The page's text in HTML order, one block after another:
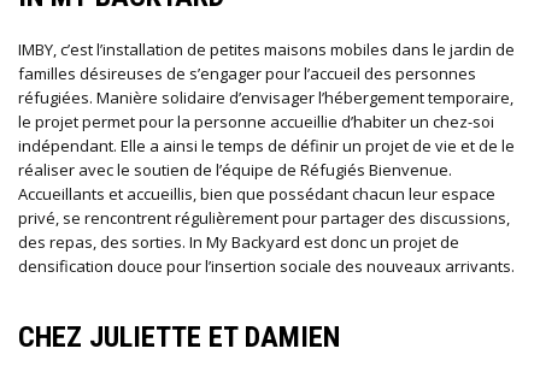
IMBY, c’est l’installation de petites maisons mobiles dans le jardin de
familles désireuses de s’engager pour l’accueil des personnes
réfugiées. Manière solidaire d’envisager l’hébergement temporaire,
le projet permet pour la personne accueillie d’habiter un chez-soi
indépendant. Elle a ainsi le temps de définir un projet de vie et de le
réaliser avec le soutien de l’équipe de Réfugiés Bienvenue.
Accueillants et accueillis, bien que possédant chacun leur espace
privé, se rencontrent régulièrement pour partager des discussions,
des repas, des sorties. In My Backyard est donc un projet de
densification douce pour l’insertion sociale des nouveaux arrivants.
CHEZ JULIETTE ET DAMIEN